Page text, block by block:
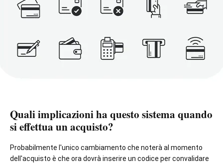
Quali implicazioni ha questo sistema quando
si effettua un acquisto?
Probabilmente l'unico cambiamento che noterà al momento
dell'acquisto è che ora dovrà inserire un codice per convalidare